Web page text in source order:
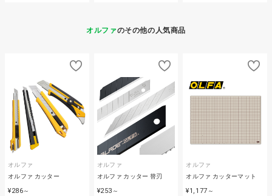
オルファのその他の人気商品
オルファ
オルファ カッター
¥286～
オルファ
オルファ カッター 替刃
¥253 ～
オルファ
オルファ カッターマット
¥1,177 ～